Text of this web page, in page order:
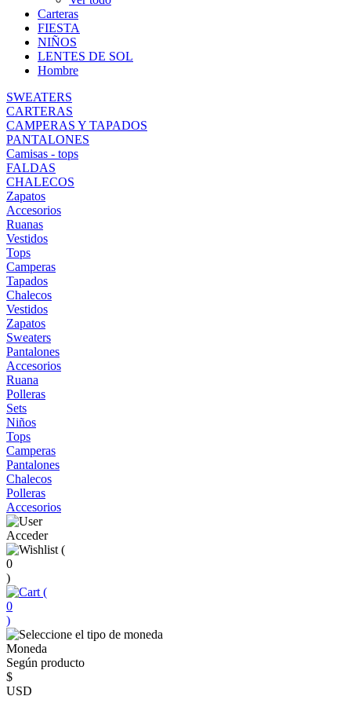
Carteras
FIESTA
NIÑOS
LENTES DE SOL
Hombre
SWEATERS
CARTERAS
CAMPERAS Y TAPADOS
PANTALONES
Camisas - tops
FALDAS
CHALECOS
Zapatos
Accesorios
Ruanas
Vestidos
Tops
Camperas
Tapados
Chalecos
Vestidos
Zapatos
Sweaters
Pantalones
Accesorios
Ruana
Polleras
Sets
Niños
Tops
Camperas
Pantalones
Chalecos
Polleras
Accesorios
Acceder
(
0
)
(
0
)
Moneda
Según producto
$
USD